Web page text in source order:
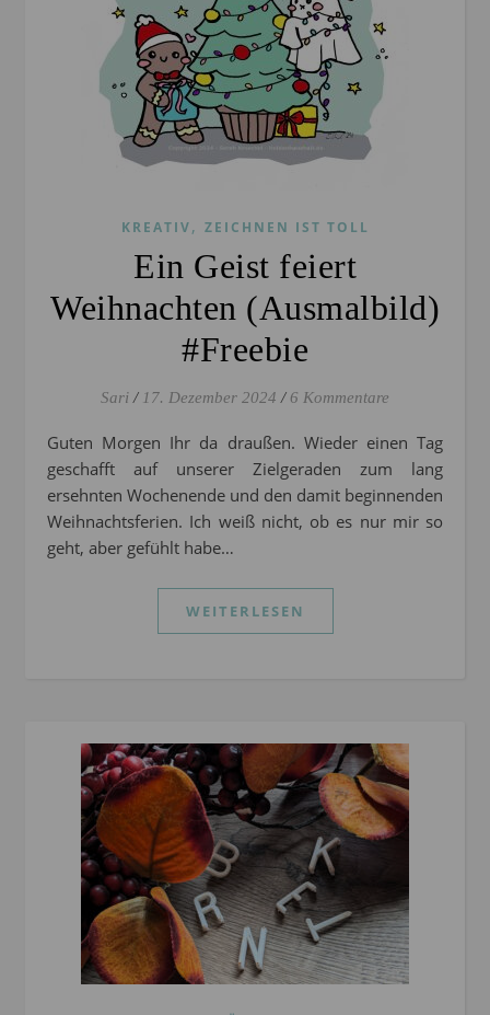
KREATIV, ZEICHNEN IST TOLL
Ein Geist feiert
Weihnachten (Ausmalbild)
#Freebie
Sari / 17. Dezember 2024 / 6 Kommentare
Guten Morgen Ihr da draußen. Wieder einen Tag
geschafft auf unserer Zielgeraden zum lang
ersehnten Wochenende und den damit beginnenden
Weihnachtsferien. Ich weiß nicht, ob es nur mir so
geht, aber gefühlt habe…
WEITERLESEN